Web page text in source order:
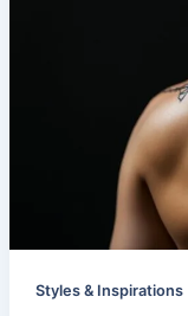
Styles & Inspirations